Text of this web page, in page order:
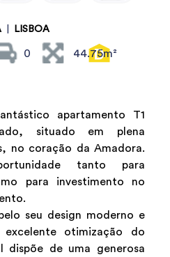
LISBOA
0 44.75m²
apartamento T1
situado em plena
no coração da Amadora.
tanto para
para investimento no
seu design moderno e
otimização do
dispõe de uma generosa